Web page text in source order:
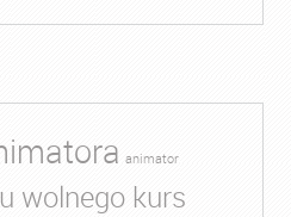
animator
wolnego kurs